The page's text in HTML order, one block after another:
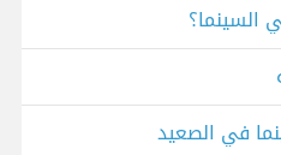
السينما؟
في الصعيد